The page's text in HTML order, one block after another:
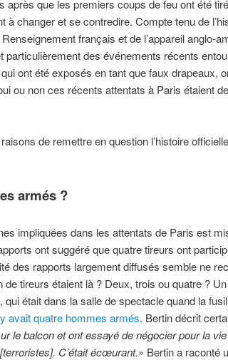
après que les premiers coups de feu ont été
à changer et se contredire. Compte tenu de
français et de l’appareil anglo-
particulièrement des événements récents
ont été exposés en tant que faux drapeaux,
ou non ces récents attentats à Paris étaient
de remettre en question l’histoire
armés ?
impliquées dans les attentats de Paris est
ont suggéré que quatre tireurs ont
des rapports largement diffusés semble ne
tireurs étaient là ? Deux, trois ou quatre ?
était dans la salle de spectacle quand la
avait quatre hommes armés. Bertin décrit
le balcon et ont essayé de négocier pour la
C’était écœurant.» Bertin a raconté